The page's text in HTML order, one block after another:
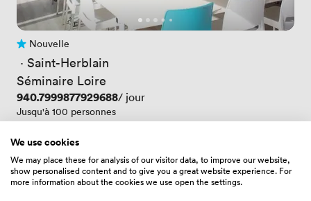
Pas encore d'avis
Nouvelle
· Saint-Herblain
Séminaire Loire
Prix
940.7999877929688/ jour
Jusqu'à 100 personnes
We use cookies
We may place these for analysis of our visitor data, to improve our website,
show personalised content and to give you a great website experience. For
more information about the cookies we use open the settings.